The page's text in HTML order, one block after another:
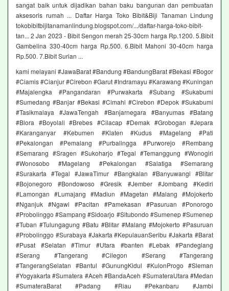
sangat baik untuk dijadikan bahan baku bangunan dan pembuatan
aksesoris rumah ... Daftar Harga Toko Bibit&Biji Tanaman Lindung
tokobibitbijitanamanlindung.blogspot.com/.../daftar-harga-toko-bibit-
tan... 2 Jan 2023 - Bibit Sengon merah 25-30cm harga Rp.1200. 5.Bibit
Gambelina 330-40cm harga Rp.500. 6.Bibit Mahoni 30-40cm harga
Rp.500. 7.Bibit Surian ...
kami melayani #JawaBarat #Bandung #BandungBarat #Bekasi #Bogor
#Ciamis #Cianjur #Cirebon #Garut #Indramayu #Karawang #Kuningan
#Majalengka #Pangandaran #Purwakarta #Subang #Sukabumi
#Sumedang #Banjar #Bekasi #Cimahi #Cirebon #Depok #Sukabumi
#Tasikmalaya #JawaTengah #Banjarnegara #Banyumas #Batang
#Blora #Boyolali #Brebes #Cilacap #Demak #Grobogan #Jepara
#Karanganyar #Kebumen #Klaten #Kudus #Magelang #Pati
#Pekalongan #Pemalang #Purbalingga #Purworejo #Rembang
#Semarang #Sragen #Sukoharjo #Tegal #Temanggung #Wonogiri
#Wonosobo #Magelang #Pekalongan #Salatiga #Semarang
#Surakarta #Tegal #JawaTimur #Bangkalan #Banyuwangi #Blitar
#Bojonegoro #Bondowoso #Gresik #Jember #Jombang #Kediri
#Lamongan #Lumajang #Madiun #Magetan #Malang #Mojokerto
#Nganjuk #Ngawi #Pacitan #Pamekasan #Pasuruan #Ponorogo
#Probolinggo #Sampang #Sidoarjo #Situbondo #Sumenep #Sumenep
#Tuban #Tulungagung #Batu #Blitar #Malang #Mojokerto #Pasuruan
#Probolinggo #Surabaya #Jakarta #KepulauanSeribu #Jakarta #Barat
#Pusat #Selatan #Timur #Utara #banten #Lebak #Pandeglang
#Serang #Tangerang #Cilegon #Serang #Tangerang
#TangerangSelatan #Bantul #GunungKidul #KulonProgo #Sleman
#Yogyakarta #Sumatera #Aceh #BandaAceh #SumateraUtara #Medan
#SumateraBarat #Padang #Riau #Pekanbaru #Jambi